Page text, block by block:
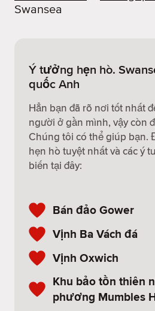
Swansea
Ý tưởng hẹn hò.
quốc Anh
Hẳn bạn đã rõ nơi tốt nhất
người ở gần mình, vậy còn
Chúng tôi có thể giúp bạn.
hẹn hò tuyệt nhất và các ý
biến tại đây:
Bán đảo Gower
Vịnh Ba Vách đá
Vịnh Oxwich
Khu bảo tồn thiên
phương Mumbles